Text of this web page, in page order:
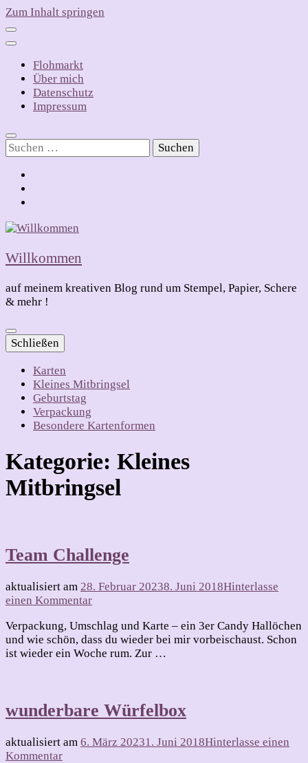
Zum Inhalt springen
Flohmarkt
Über mich
Datenschutz
Impressum
Suchen
nach:
Willkommen
auf meinem kreativen Blog rund um Stempel, Papier, Schere
& mehr !
Schließen
Karten
Kleines Mitbringsel
Geburtstag
Verpackung
Besondere Kartenformen
Kategorie: Kleines
Mitbringsel
Team Challenge
aktualisiert am 28. Februar 20238. Juni 2018Hinterlasse
einen Kommentarzu
Challenge
Verpackung, Umschlag und Karte – ein 3er Candy Hallöchen
und wie schön, dass du wieder bei mir vorbeischaust. Schon
ist wieder ein Woche rum. Zur …
wunderbare Würfelbox
aktualisiert am 6. März 20231. Juni 2018Hinterlasse einen
Kommentarzu